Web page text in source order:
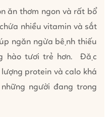
ăn thơm ngon và rất bổ
nhiều vitamin và sắt
ngăn ngừa bệnh thiếu
hào tươi trẻ hơn. Đặc
protein và calo khá
người đang trong